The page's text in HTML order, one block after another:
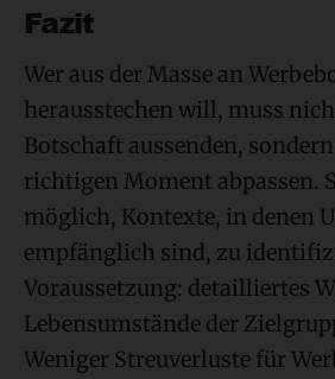
Fazit
Wer aus der Masse an
herausstechen will, muss
Botschaft aussenden,
richtigen Moment abpassen.
möglich, Kontexte, in denen
empfänglich sind, zu
Voraussetzung: detailliertes
Lebensumstände der
Weniger Streuverluste für